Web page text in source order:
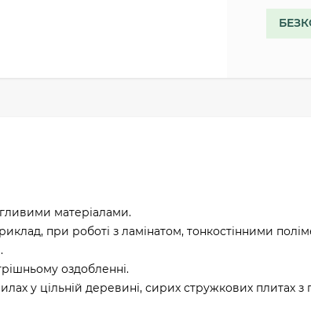
матеріалами.
при роботі з ламінатом, тонкостінними
оздобленні.
у цільній деревині, сирих стружкових плитах з